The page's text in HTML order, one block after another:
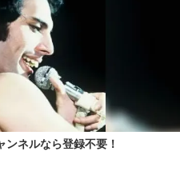
ンネルなら登録不要！